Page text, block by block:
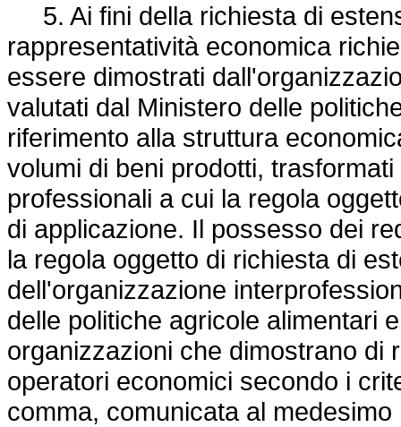
5. Ai fini della richiesta di
rappresentatività economica
essere dimostrati
valutati dal Ministero delle
riferimento alla struttura
volumi di beni prodotti,
professionali a cui la regola
di applicazione. Il possesso dei
la regola oggetto di richiesta di
dell'organizzazione
delle politiche agricole alimentari
organizzazioni che dimostrano di
operatori economici secondo i
comma, comunicata al medesimo